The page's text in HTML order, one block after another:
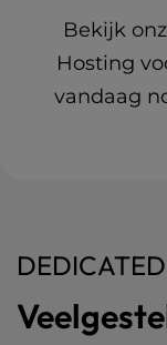
Bekijk
Hosting
vandaag